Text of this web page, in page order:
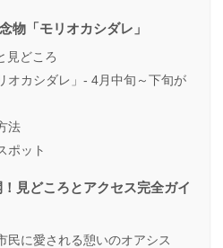
物「モリオカシダレ」
見どころ
オカシダレ」- 4月中旬～下旬が
法
ポット
見どころとアクセス完全ガイ
民に愛される憩いのオアシス